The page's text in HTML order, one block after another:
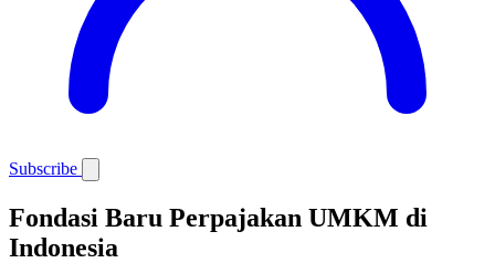
Subscribe
Fondasi Baru Perpajakan UMKM di
Indonesia